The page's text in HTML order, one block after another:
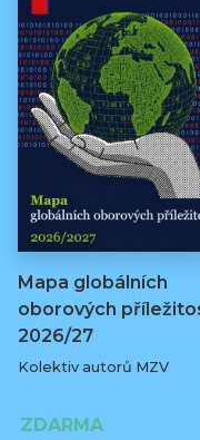
Mapa globálních
oborových
2026/27
Kolektiv autorů MZV
ZDARMA